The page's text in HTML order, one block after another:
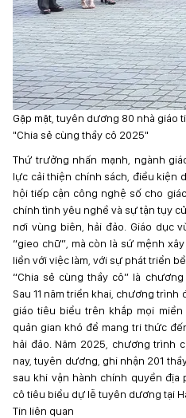
Gặp mặt, tuyên dương 80 nhà giáo
"Chia sẻ cùng thầy cô 2025"
Thứ trưởng nhấn mạnh, ngành
lực cải thiện chính sách, điều kiện
hội tiếp cận công nghệ số cho
chính tình yêu nghề và sự tận tụy
nơi vùng biên, hải đảo. Giáo dục
“gieo chữ”, mà còn là sứ mệnh
liền với việc làm, với sự phát triển
“Chia sẻ cùng thầy cô” là
Sau 11 năm triển khai, chương
giáo tiêu biểu trên khắp mọi
quản gian khó để mang tri thức
hải đảo. Năm 2025, chương trình
nay, tuyên dương, ghi nhận 201
sau khi vận hành chính quyền
cô tiêu biểu dự lễ tuyên dương tại
Tin liên quan